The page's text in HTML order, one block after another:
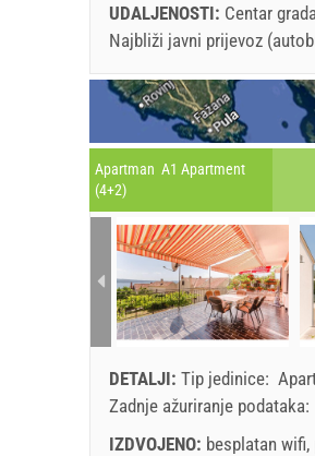
UDALJENOSTI: Centar
Najbliži javni prijevoz
Apartman A1 Apartment
(4+2)
DETALJI: Tip jedinice:
Zadnje ažuriranje podataka:
IZDVOJENO: besplatan